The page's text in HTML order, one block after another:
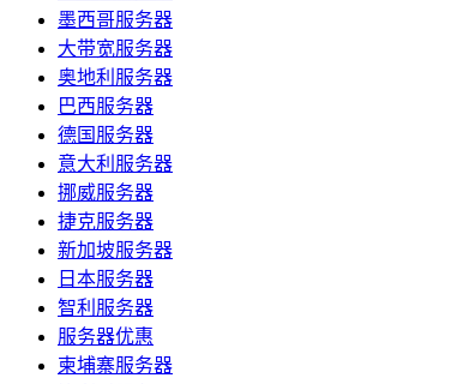
墨西哥服务器
大带宽服务器
奥地利服务器
巴西服务器
德国服务器
意大利服务器
挪威服务器
捷克服务器
新加坡服务器
日本服务器
智利服务器
服务器优惠
柬埔寨服务器